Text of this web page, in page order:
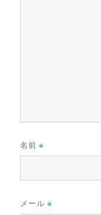
名前※
メール※